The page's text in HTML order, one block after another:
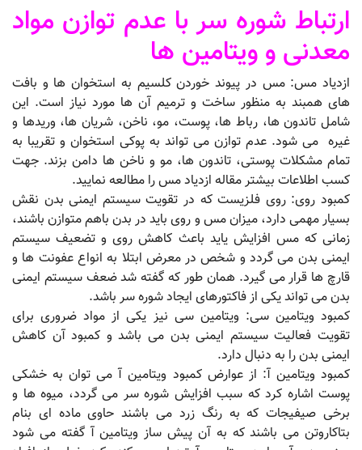
ارتباط شوره سر با عدم توازن مواد
معدنی و ویتامین ها
ازدیاد مس: مس در پیوند خوردن کلسیم به استخوان ها و بافت
های همبند به منظور ساخت و ترمیم آن ها مورد نیاز است. این
شامل تاندون ها، رباط ها، پوست، مو، ناخن، شریان ها، وریدها و
غیره می شود. عدم توازن می تواند به پوکی استخوان و تقریبا به
تمام مشکلات پوستی، تاندون ها، مو و ناخن ها دامن بزند. جهت
کسب اطلاعات بیشتر مقاله ازدیاد مس را مطالعه نمایید.
کمبود روی: روی فلزیست که در تقویت سیستم ایمنی بدن نقش
بسیار مهمی دارد، میزان مس و روی باید در بدن باهم متوازن باشند،
زمانی که مس افزایش یاید باعث کاهش روی و تضعیف سیستم
ایمنی بدن می گردد و شخص در معرض ابتلا به انواع عفونت ها و
قارچ ها قرار می گیرد. همان طور که گفته شد ضعف سیستم ایمنی
بدن می تواند یکی از فاکتورهای ایجاد شوره سر باشد.
کمبود ویتامین سی: ویتامین سی نیز یکی از مواد ضروری برای
تقویت فعالیت سیستم ایمنی بدن می باشد و کمبود آن کاهش
ایمنی بدن را به دنبال دارد.
کمبود ویتامین آ: از عوارض کمبود ویتامین آ می توان به خشکی
پوست اشاره کرد که سبب افزایش شوره سر می گردد، میوه ها و
برخی صیفیجات که به رنگ زرد می باشند حاوی ماده ای بنام
بتاکاروتن می باشند که به آن پیش ساز ویتامین آ گفته می شود